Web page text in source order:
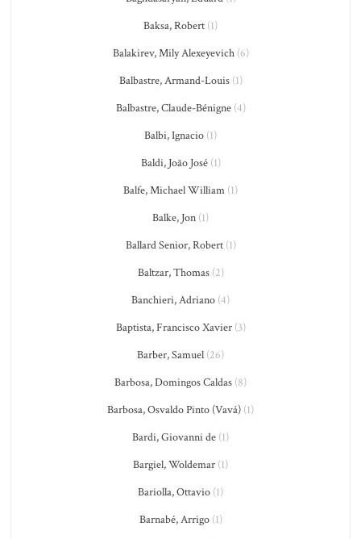
Baksa, Robert (1)
Balakirev, Mily Alexeyevich(6)
Balbastre, Armand-Louis(1)
Balbastre, Claude-Bénigne(4)
Balbi, Ignacio (1)
Baldi, João José(1)
Balfe, Michael William (1)
Balke, Jon (1)
Ballard Senior, Robert(1)
Baltzar, Thomas(2)
Banchieri, Adriano (4)
Baptista, Francisco Xavier(3)
Barber, Samuel (26)
Barbosa, Domingos Caldas (8)
Barbosa, Osvaldo Pinto (Vavá) (1)
Bardi, Giovanni de (1)
Bargiel, Woldemar (1)
Bariolla, Ottavio (1)
Barnabé, Arrigo(1)